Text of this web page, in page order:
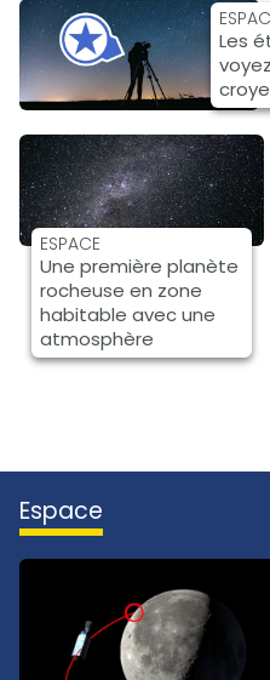
Les
ESPACE
Une première planète
rocheuse en zone
habitable avec une
atmosphère
espace